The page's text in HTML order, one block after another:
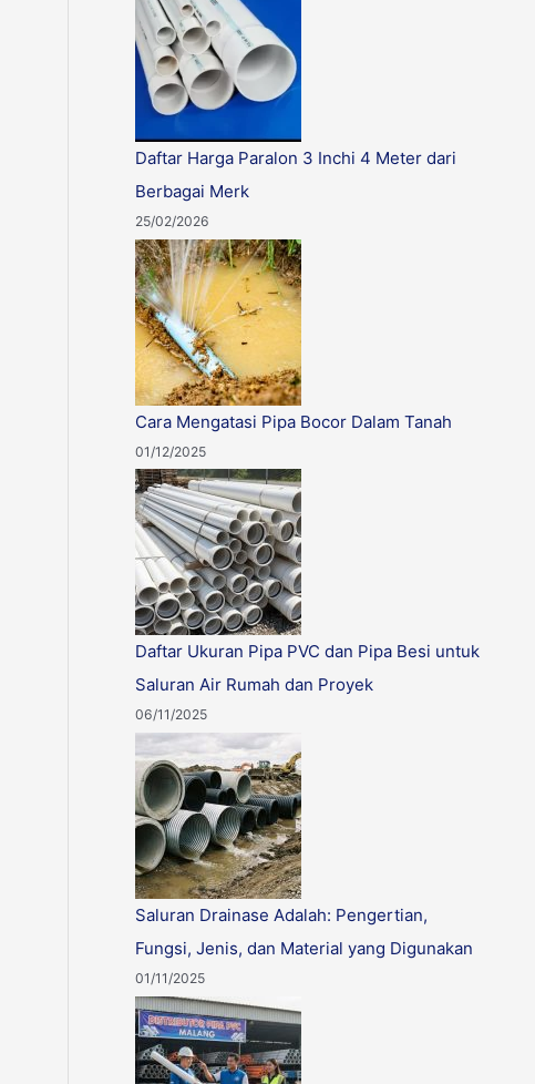
Daftar Harga Paralon 3 Inchi 4 Meter dari
Berbagai Merk
25/02/2026
Cara Mengatasi Pipa Bocor Dalam Tanah
01/12/2025
Daftar Ukuran Pipa PVC dan Pipa Besi untuk
Saluran Air Rumah dan Proyek
06/11/2025
Saluran Drainase Adalah: Pengertian,
Fungsi, Jenis, dan Material yang Digunakan
01/11/2025